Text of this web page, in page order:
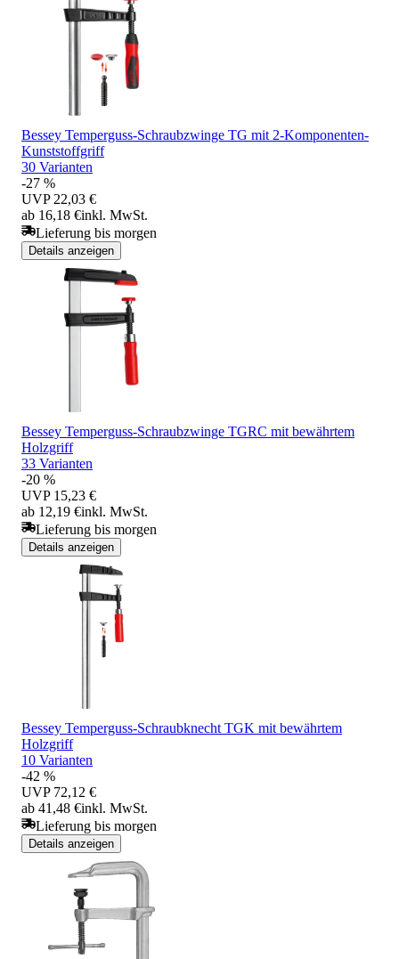
Bessey Temperguss-Schraubzwinge TG mit 2-Komponenten-
Kunststoffgriff
30 Varianten
-27 %
UVP 22,03 €
ab 16,18 €inkl. MwSt.
Lieferung bis morgen
Details anzeigen
Bessey Temperguss-Schraubzwinge TGRC mit bewährtem
Holzgriff
33 Varianten
-20 %
UVP 15,23 €
ab 12,19 €inkl. MwSt.
Lieferung bis morgen
Details anzeigen
Bessey Temperguss-Schraubknecht TGK mit bewährtem
Holzgriff
10 Varianten
-42 %
UVP 72,12 €
ab 41,48 €inkl. MwSt.
Lieferung bis morgen
Details anzeigen